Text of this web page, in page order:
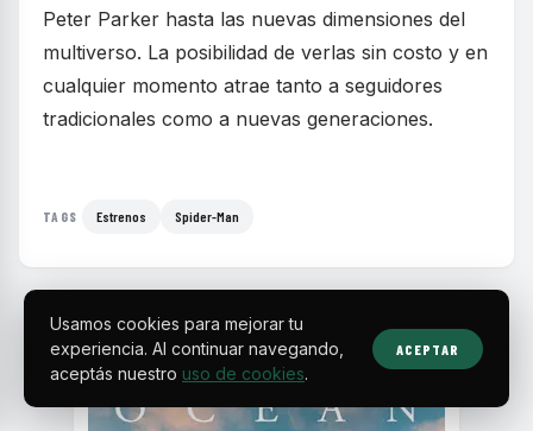
Peter Parker hasta las nuevas dimensiones del
multiverso. La posibilidad de verlas sin costo y en
cualquier momento atrae tanto a seguidores
tradicionales como a nuevas generaciones.
TAGS Estrenos Spider-Man
Usamos cookies para mejorar tu
experiencia. Al continuar navegando,
aceptás nuestro uso de cookies.
ACEPTAR